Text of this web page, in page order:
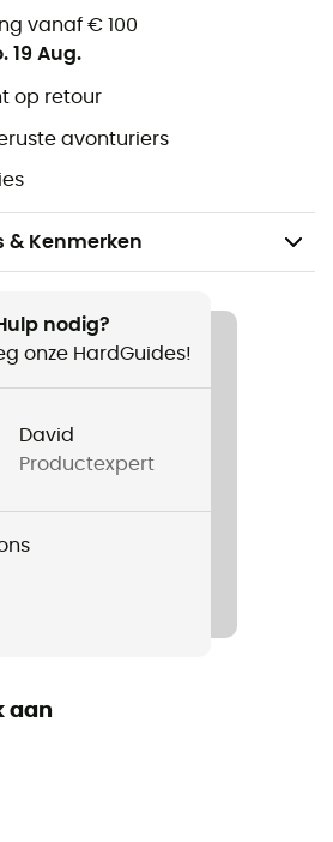
vanaf € 100
19 Aug.
op retour
avonturiers
& Kenmerken
/ Bivaknodig?
onze HardGuides!
David
Productexpert
aan